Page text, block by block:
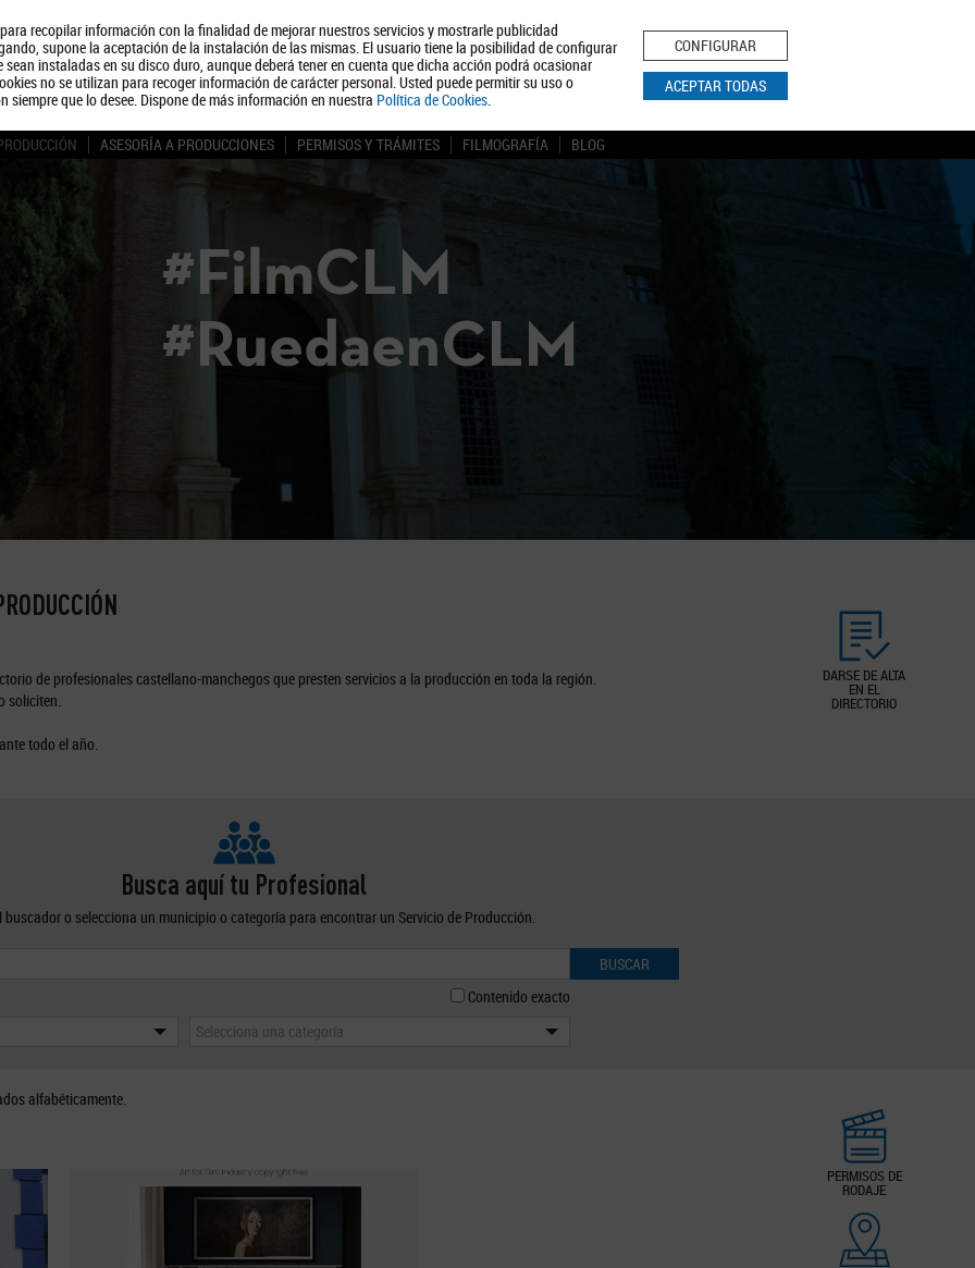
recopilar información con la finalidad de mejorar nuestros servicios y mostrarle publicidad
supone la aceptación de la instalación de las mismas. El usuario tiene la posibilidad de configurar
instaladas en su disco duro, aunque deberá tener en cuenta que dicha acción podrá ocasionar
no se utilizan para recoger información de carácter personal. Usted puede permitir su uso o
que lo desee. Dispone de más información en nuestra Política de Cookies.
CONFIGURAR
ACEPTAR TODAS
Quiénes somos Turismo Política de Privacidad Aviso Legal Política de Cookies
BUSCAR
ASESORÍA A PRODUCCIONES PERMISOS Y TRÁMITES FILMOGRAFÍA BLOG
#FilmCLM
#RuedaenCLM
DARSE DE ALTA
EN EL
DIRECTORIO
de profesionales castellano-manchegos que presten servicios a la producción en toda la región.
soliciten.
todo el año.
Busca aquí tu Profesional
buscador o selecciona un municipio o categoría para encontrar un Servicio de Producción.
BUSCAR
Contenido exacto
Selecciona una categoría
PERMISOS DE
RODAJE
alfabéticamente.